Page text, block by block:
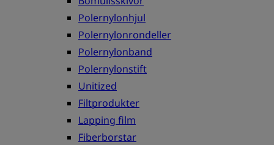
Polernylonhjul
Polernylonrondeller
Polernylonband
Polernylonstift
Unitized
Filtprodukter
Lapping film
Fiberborstar